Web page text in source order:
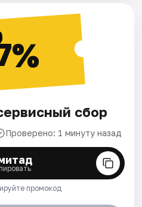
сбор
Проверено: 1 минуту назад
промокод